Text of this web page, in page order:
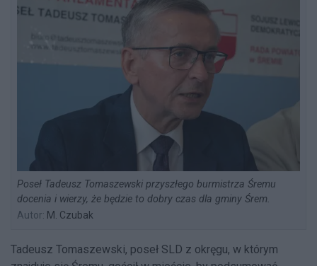
Poseł Tadeusz Tomaszewski przyszłego burmistrza Śremu
docenia i wierzy, że będzie to dobry czas dla gminy Śrem.
Autor: M. Czubak
Tadeusz Tomaszewski, poseł SLD z okręgu, w którym